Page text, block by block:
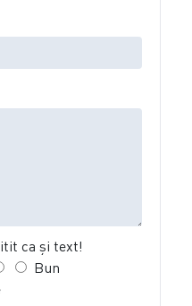
ca şi text!
Bun